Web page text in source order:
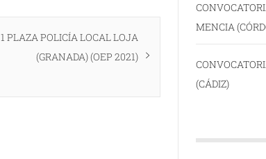
Entrada
siguiente:
1 PLAZA POLICÍA LOCAL LOJA
(GRANADA) (OEP 2021)
MENCIA
(CÁDIZ)